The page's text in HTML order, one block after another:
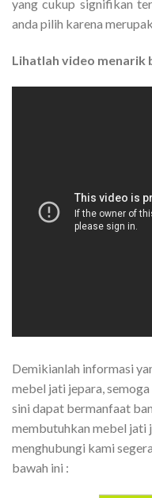
yang cukup signifikan
anda pilih karena
Lihatlah video menarik
Demikianlah informasi
mebel jati jepara,
sini dapat bermanfaat
membutuhkan mebel jati
menghubungi kami
bawah ini :